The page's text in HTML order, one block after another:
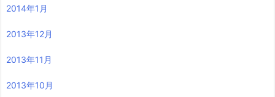
2014年1月
2013年12月
2013年11月
2013年10月